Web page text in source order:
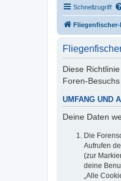
Schnellzugriff
Fliegenfischer-
Diese
Foren-
UMFANG UND
Deine Daten
Die
Aufrufen
(zur
deine
„Alle